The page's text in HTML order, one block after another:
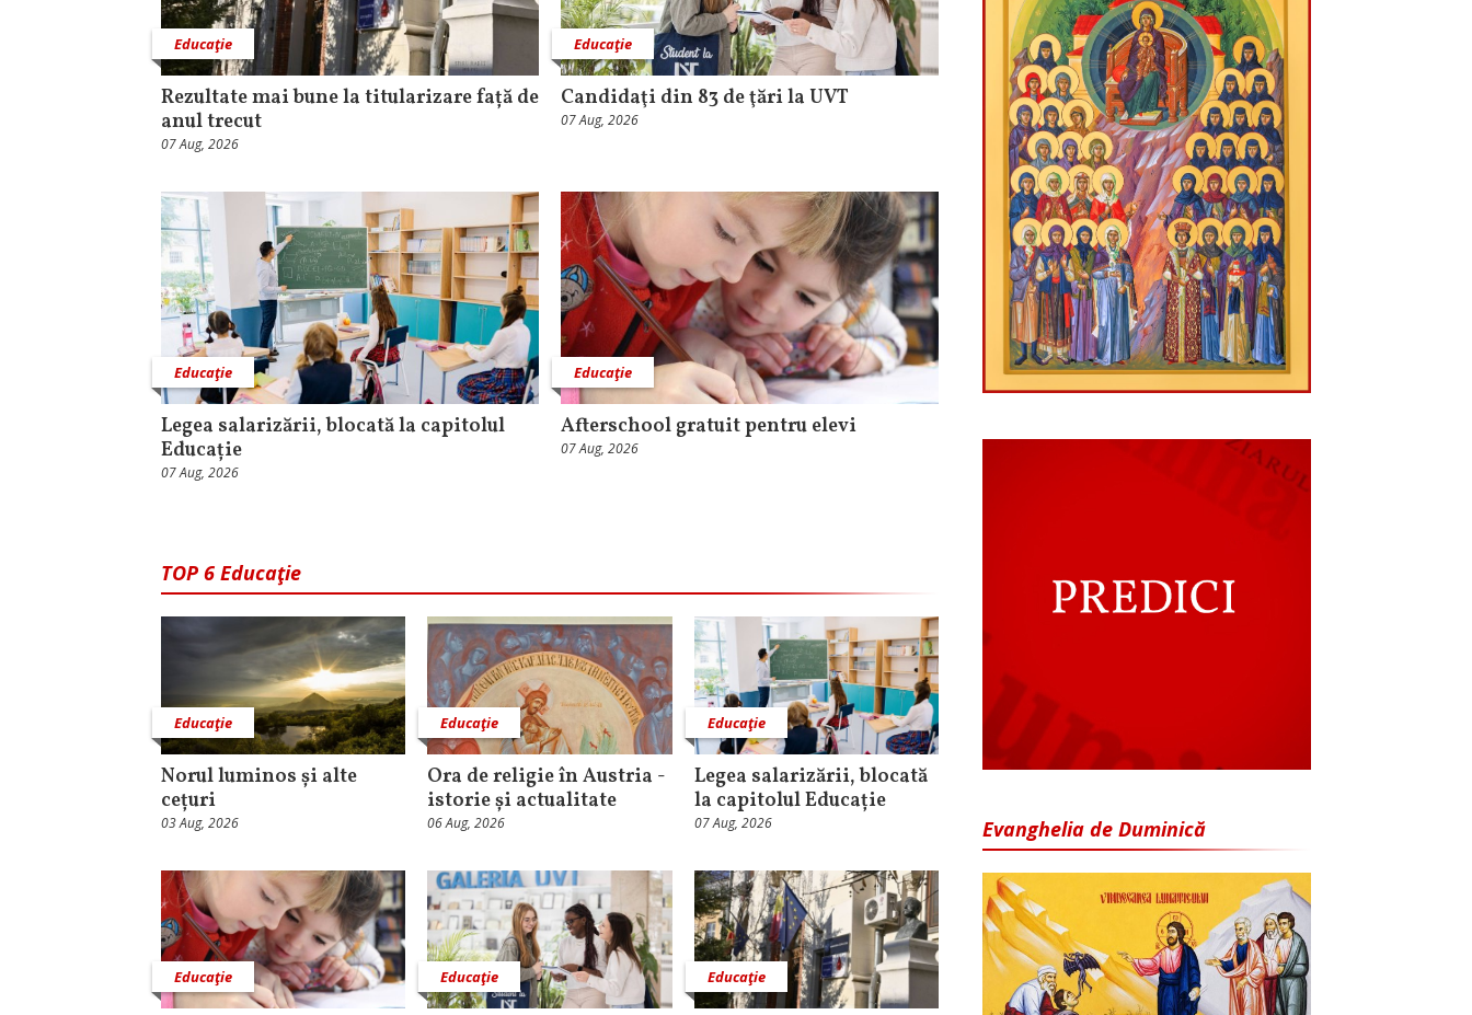
Educaţie
Rezultate mai bune la titularizare față de
anul trecut
07 Aug, 2026
Educaţie
Candidaţi din 83 de ţări la UVT
07 Aug, 2026
Educaţie
Legea salarizării, blocată la capitolul
Educație
07 Aug, 2026
Educaţie
Afterschool gratuit pentru elevi
07 Aug, 2026
TOP 6 Educaţie
Educaţie
Norul luminos și alte
cețuri
03 Aug, 2026
Educaţie
Ora de religie în Austria -
istorie și actualitate
06 Aug, 2026
Educaţie
Legea salarizării, blocată
la capitolul Educație
07 Aug, 2026
Educaţie Educaţie Educaţie
Evanghelia de Duminică